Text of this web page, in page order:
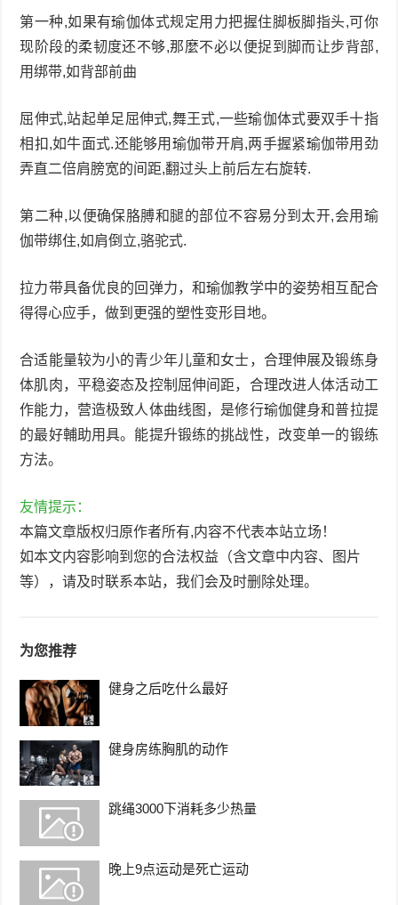
第一种,如果有瑜伽体式规定用力把握住脚板脚指头,可你
现阶段的柔韧度还不够,那麼不必以便捉到脚而让步背部,
用绑带,如背部前曲
屈伸式,站起单足屈伸式,舞王式,一些瑜伽体式要双手十指
相扣,如牛面式.还能够用瑜伽带开肩,两手握紧瑜伽带用劲
弄直二倍肩膀宽的间距,翻过头上前后左右旋转.
第二种,以便确保胳膊和腿的部位不容易分到太开,会用瑜
伽带绑住,如肩倒立,骆驼式.
拉力带具备优良的回弹力，和瑜伽教学中的姿势相互配合
得得心应手，做到更强的塑性变形目地。
合适能量较为小的青少年儿童和女士，合理伸展及锻练身
体肌肉，平稳姿态及控制屈伸间距，合理改进人体活动工
作能力，营造极致人体曲线图，是修行瑜伽健身和普拉提
的最好輔助用具。能提升锻练的挑战性，改变单一的锻练
方法。
友情提示：
本篇文章版权归原作者所有,内容不代表本站立场！
如本文内容影响到您的合法权益（含文章中内容、图片
等），请及时联系本站，我们会及时删除处理。
为您推荐
健身之后吃什么最好
健身房练胸肌的动作
跳绳3000下消耗多少热量
晚上9点运动是死亡运动